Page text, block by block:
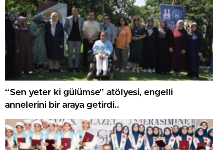
“Sen yeter ki gülümse” atölyesi, engelli
annelerini bir araya getirdi..